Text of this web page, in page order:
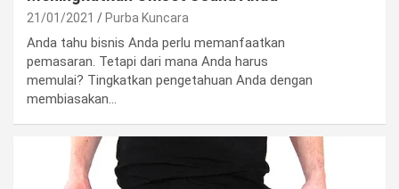
21/01/2021 Purba Kuncara
Anda tahu bisnis Anda perlu memanfaatkan
pemasaran. Tetapi dari mana Anda harus
memulai? Tingkatkan pengetahuan Anda dengan
membiasakan…